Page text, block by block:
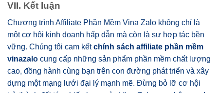
VII. Kết luận
Chương trình Affiliate Phần Mềm Vina Zalo không chỉ là
một cơ hội kinh doanh hấp dẫn mà còn là sự hợp tác bền
vững. Chúng tôi cam kếtchính sách affiliate phần mềm
vinazalo cung cấp những sản phẩm phần mềm chất lượng
cao, đồng hành cùng bạn trên con đường phát triển và xây
dựng một mạng lưới đại lý mạnh mẽ. Đừng bỏ lỡ cơ hội